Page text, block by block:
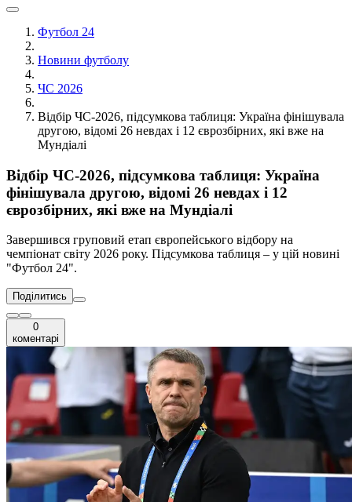
Футбол 24
Новини футболу
ЧС 2026
Відбір ЧС-2026, підсумкова таблиця: Україна фінішувала
другою, відомі 26 невдах і 12 єврозбірних, які вже на
Мундіалі
Відбір ЧС-2026, підсумкова таблиця: Україна
фінішувала другою, відомі 26 невдах і 12
єврозбірних, які вже на Мундіалі
Завершився груповий етап європейського відбору на
чемпіонат світу 2026 року. Підсумкова таблиця – у цій новині
"Футбол 24".
Поділитись
0
коментарі